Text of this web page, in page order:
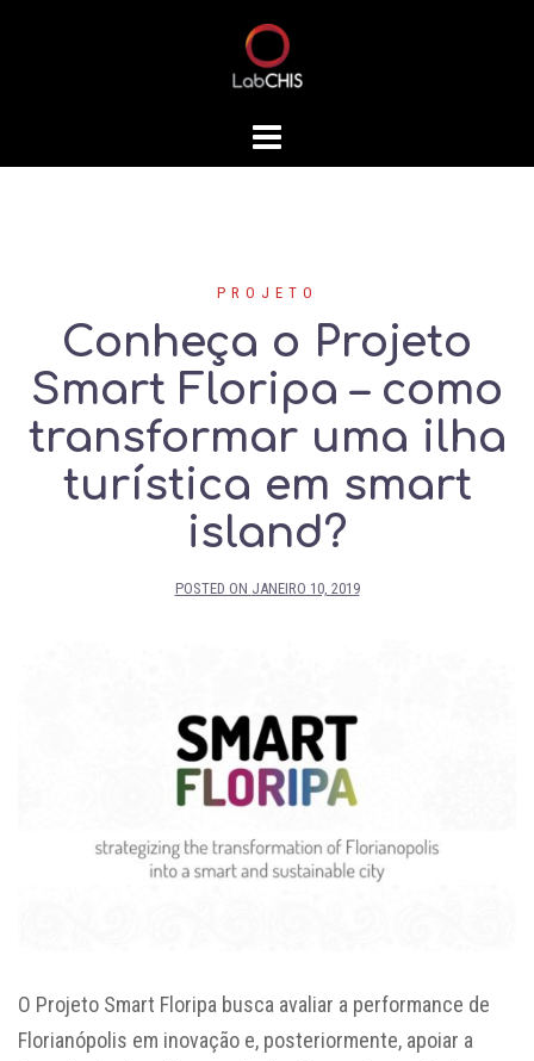
PROJETO
Conheça o Projeto
Smart Floripa – como
transformar uma ilha
turística em smart
island?
POSTED ON JANEIRO 10, 2019
O Projeto Smart Floripa busca avaliar a performance de
Florianópolis em inovação e, posteriormente, apoiar a